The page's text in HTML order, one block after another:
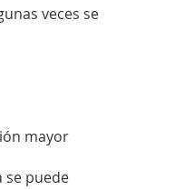
veces se
mayor
puede